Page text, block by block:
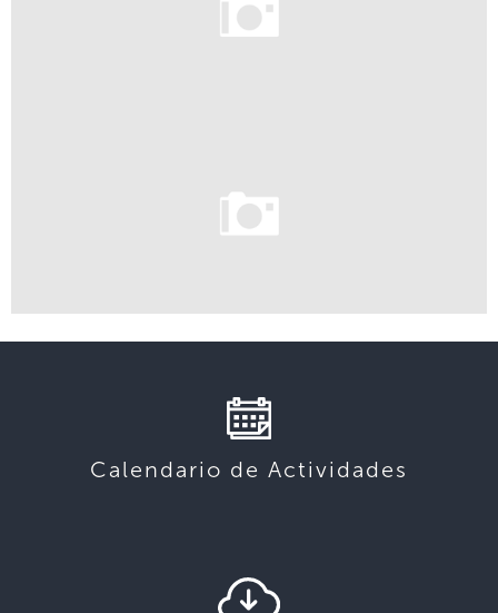
Calendario de Actividades